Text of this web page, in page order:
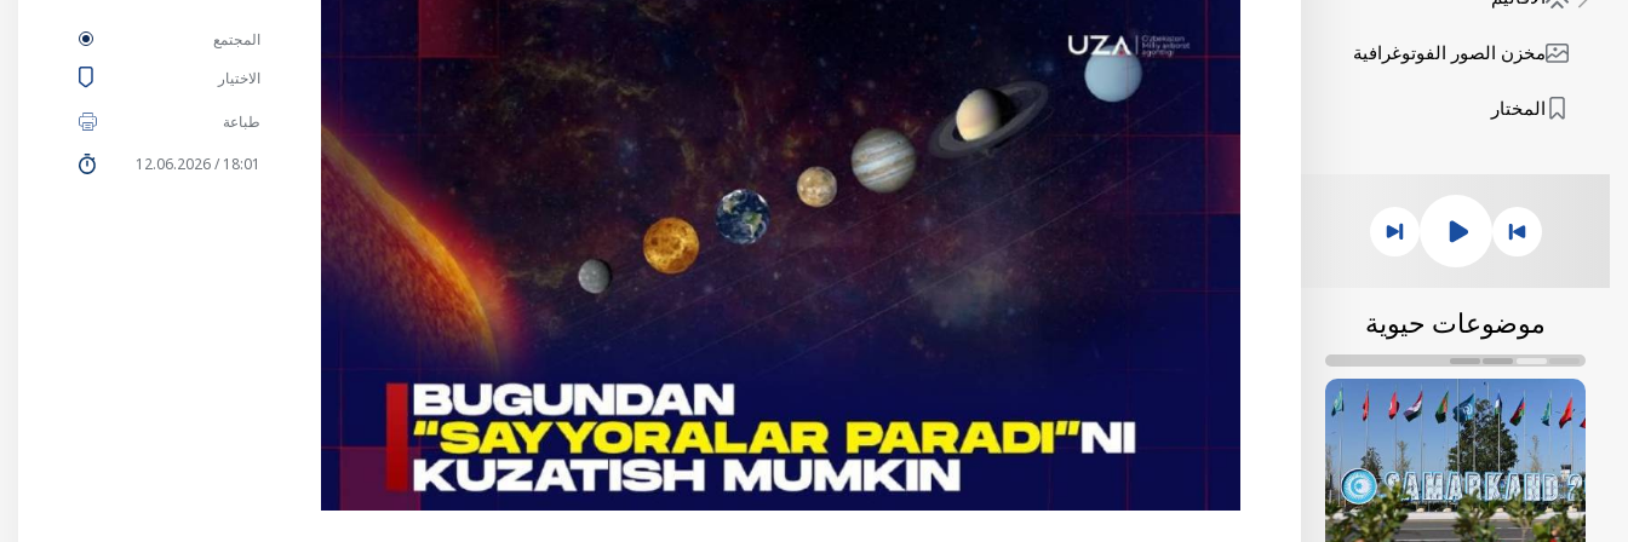
مخزن الصور الفوتوغرافية
المختار
موضوعات حيوية
المجتمع
الاختيار
طباعة
18:01 / 12.06.2026